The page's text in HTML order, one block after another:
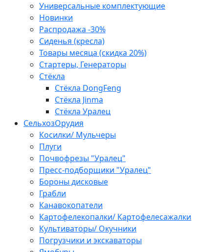
Универсальные комплектующие
Новинки
Распродажа -30%
Сиденья (кресла)
Товары месяца (скидка 20%)
Стартеры, Генераторы
Стёкла
Стёкла DongFeng
Стёкла Jinma
Стёкла Уралец
СельхозОрудия
Косилки/ Мульчеры
Плуги
Почвофрезы "Уралец"
Пресс-подборщики "Уралец"
Бороны дисковые
Грабли
Канавокопатели
Картофелекопалки/ Картофелесажалки
Культиваторы/ Окучники
Погрузчики и экскаваторы